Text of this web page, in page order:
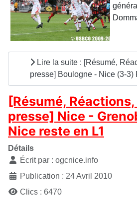
Lire la suite : [Résumé,
presse] Boulogne - Nice (3-3)
[Résumé,
presse] Nice -
Nice reste en L1
Détails
Écrit par : ogcnice.info
Publication : 24 Avril 2010
Clics : 6470